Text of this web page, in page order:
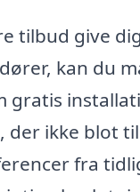
tilbud give
kan du
gratis
ikke blot
fra